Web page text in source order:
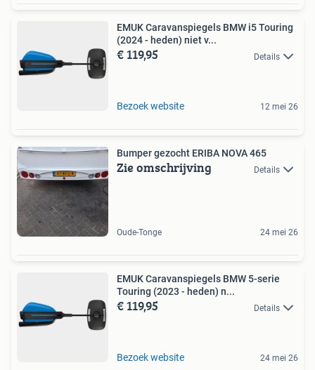
EMUK Caravanspiegels BMW i5 Touring
(2024 - heden) niet v...
€ 119,95 Details
Bezoek website 12 mei 26
Bumper gezocht ERIBA NOVA 465
Zie omschrijving Details
Oude-Tonge 24 mei 26
EMUK Caravanspiegels BMW 5-serie
Touring (2023 - heden) n...
€ 119,95 Details
Bezoek website 24 mei 26